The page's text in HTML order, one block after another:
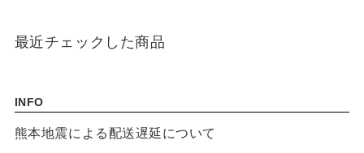
最近チェックした商品
INFO
熊本地震による配送遅延について